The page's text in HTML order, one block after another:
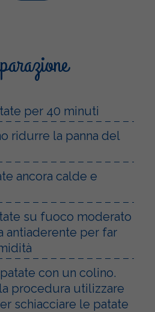
per 40 minuti
ridurre la panna del
ancora calde e
su fuoco moderato
antiaderente per far
con un colino.
procedura utilizzare
schiacciare le patate